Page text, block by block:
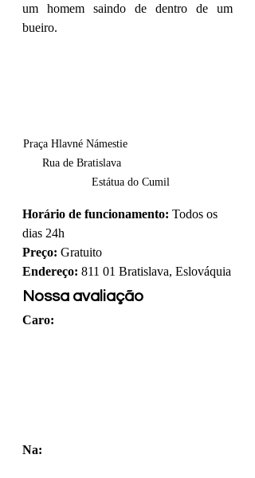
um homem saindo de dentro de um
bueiro.
Praça Hlavné Námestie
      Rua de Bratislava
  Estátua do Cumil
Horário de funcionamento: Todos os
dias 24h
Preço: Gratuito
Endereço: 811 01 Bratislava, Eslováquia
Nossa avaliação
Caro:
Na: